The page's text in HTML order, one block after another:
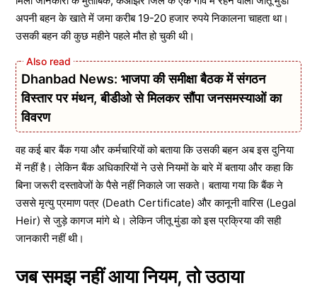
अपनी बहन के खाते में जमा करीब 19-20 हजार रुपये निकालना चाहता था।
उसकी बहन की कुछ महीने पहले मौत हो चुकी थी।
Dhanbad News: भाजपा की समीक्षा बैठक में संगठन
विस्तार पर मंथन, बीडीओ से मिलकर सौंपा जनसमस्याओं का
विवरण
वह कई बार बैंक गया और कर्मचारियों को बताया कि उसकी बहन अब इस दुनिया
में नहीं है। लेकिन बैंक अधिकारियों ने उसे नियमों के बारे में बताया और कहा कि
बिना जरूरी दस्तावेजों के पैसे नहीं निकाले जा सकते। बताया गया कि बैंक ने
उससे मृत्यु प्रमाण पत्र (Death Certificate) और कानूनी वारिस (Legal
Heir) से जुड़े कागज मांगे थे। लेकिन जीतू मुंडा को इस प्रक्रिया की सही
जानकारी नहीं थी।
जब समझ नहीं आया नियम, तो उठाया